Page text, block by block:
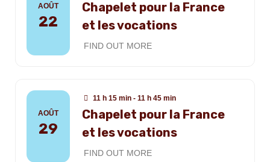
AOÛT
22
Chapelet pour la France
et les vocations
FIND OUT MORE
AOÛT
29
11 h 15 min - 11 h 45 min
Chapelet pour la France
et les vocations
FIND OUT MORE